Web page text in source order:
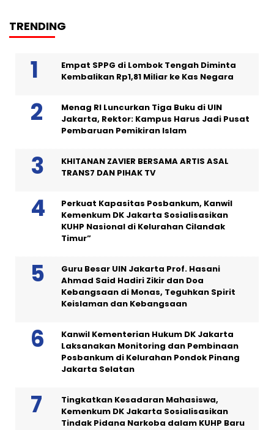
TRENDING
Empat SPPG di Lombok Tengah Diminta
Kembalikan Rp1,81 Miliar ke Kas Negara
Menag RI Luncurkan Tiga Buku di UIN
Jakarta, Rektor: Kampus Harus Jadi Pusat
Pembaruan Pemikiran Islam
KHITANAN ZAVIER BERSAMA ARTIS ASAL
TRANS7 DAN PIHAK TV
Perkuat Kapasitas Posbankum, Kanwil
Kemenkum DK Jakarta Sosialisasikan
KUHP Nasional di Kelurahan Cilandak
Timur”
Guru Besar UIN Jakarta Prof. Hasani
Ahmad Said Hadiri Zikir dan Doa
Kebangsaan di Monas, Teguhkan Spirit
Keislaman dan Kebangsaan
Kanwil Kementerian Hukum DK Jakarta
Laksanakan Monitoring dan Pembinaan
Posbankum di Kelurahan Pondok Pinang
Jakarta Selatan
Tingkatkan Kesadaran Mahasiswa,
Kemenkum DK Jakarta Sosialisasikan
Tindak Pidana Narkoba dalam KUHP Baru